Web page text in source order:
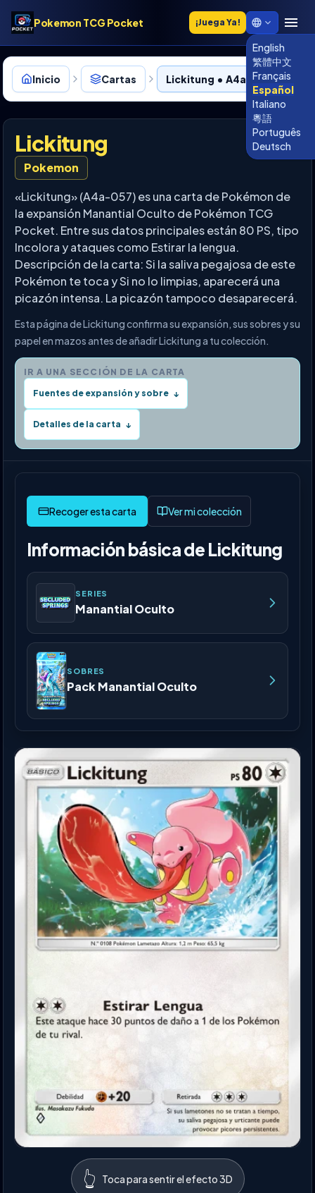
Pokemon TCG Pocket ¡Juega Ya!
English
繁體中文
Français
Español
Italiano
粵語
Português
Deutsch
Inicio Cartas Lickitung • A4a-057
Lickitung
Pokemon
«Lickitung» (A4a-057) es una carta de Pokémon de
la expansión Manantial Oculto de Pokémon TCG
Pocket. Entre sus datos principales están 80 PS, tipo
Incolora y ataques como Estirar la lengua.
Descripción de la carta: Si la saliva pegajosa de este
Pokémon te toca y Si no lo limpias, aparecerá una
picazón intensa. La picazón tampoco desaparecerá.
Esta página de Lickitung confirma su expansión, sus sobres y su
papel en mazos antes de añadir Lickitung a tu colección.
IR A UNA SECCIÓN DE LA CARTA
Fuentes de expansión y sobre ↓
Detalles de la carta ↓
Ver mi colección
Información básica de Lickitung
SERIES
Manantial Oculto
SOBRES
Pack Manantial Oculto
👆 Toca para sentir el efecto 3D